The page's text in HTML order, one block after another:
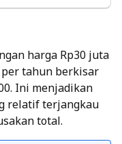
harga Rp30 juta
tahun berkisar
Ini menjadikan
relatif terjangkau
total.